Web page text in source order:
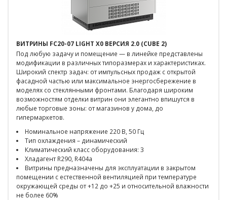
ВИТРИНЫ FC20-07 LIGHT X0 ВЕРСИЯ 2.0 (CUBE 2)
Под любую задачу и помещение — в линейке представлены
модификации в различных типоразмерах и характеристиках.
Широкий спектр задач: от импульсных продаж с открытой
фасадной частью или максимальное энергосбережение в
моделях со стеклянными фронтами. Благодаря широким
возможностям отделки витрин они элегантно впишутся в
любые торговые зоны: от магазинов у дома, до
гипермаркетов.
Номинальное напряжение 220 В, 50 Гц
Тип охлаждения – динамический
Климатический класс оборудования: 3
Хладагент R290, R404a
Витрины предназначены для эксплуатации в закрытом
помещении с естественной вентиляцией при температуре
окружающей среды от +12 до +25 и относительной влажности
не более 60%